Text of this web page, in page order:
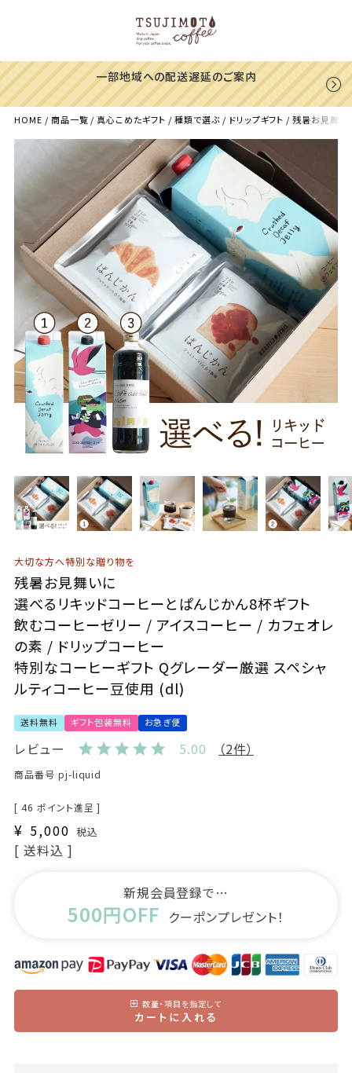
一部地域への配送遅延のご案内
HOME 商品一覧 真心こめたギフト 種類で選ぶ ドリップギフト 残暑お見舞い
大切な方へ特別な贈り物を
残暑お見舞いに
選べるリキッドコーヒーとぱんじかん8杯ギフト
飲むコーヒーゼリー / アイスコーヒー / カフェオレ
の素 / ドリップコーヒー
特別なコーヒーギフト Qグレーダー厳選 スペシャ
ルティコーヒー豆使用 (dl)
送料無料 ギフト包装無料 お急ぎ便
レビュー 5.00 （2件）
商品番号 pj-liquid
[ 46 ポイント進呈 ]
¥ 5,000 税込
送料込
新規会員登録で…
500円OFF クーポンプレゼント！
数量・項目を指定して
カートに入れる